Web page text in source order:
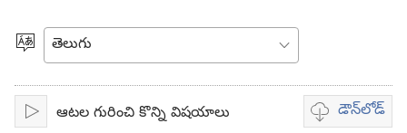
ప్లే
చేయి
భాష
ఎంచుకోండి
ప్లే ఆటల గురించి కొన్ని విషయాలు డౌన్‌లోడ్‌
వీడియో